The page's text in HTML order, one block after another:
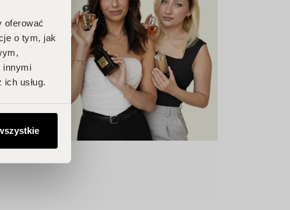
oferować
o tym, jak
innymi
usług.